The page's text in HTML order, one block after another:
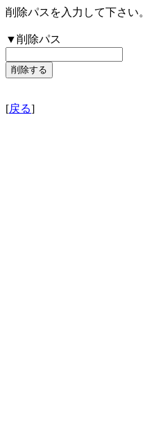
削除パスを入力して下さい。
▼削除パス
[戻る]